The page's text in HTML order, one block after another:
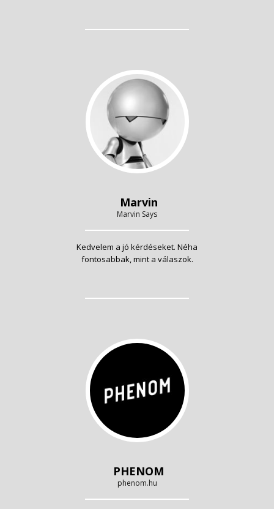
Marvin
Marvin Says
Kedvelem a jó kérdéseket. Néha
fontosabbak, mint a válaszok.
PHENOM
phenom.hu